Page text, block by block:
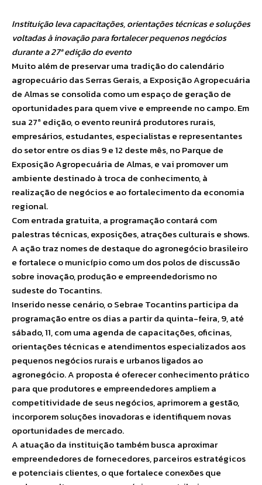
Instituição leva capacitações, orientações técnicas e soluções
voltadas à inovação para fortalecer pequenos negócios
durante a 27ª edição do evento
Muito além de preservar uma tradição do calendário
agropecuário das Serras Gerais, a Exposição Agropecuária
de Almas se consolida como um espaço de geração de
oportunidades para quem vive e empreende no campo. Em
sua 27ª edição, o evento reunirá produtores rurais,
empresários, estudantes, especialistas e representantes
do setor entre os dias 9 e 12 deste mês, no Parque de
Exposição Agropecuária de Almas, e vai promover um
ambiente destinado à troca de conhecimento, à
realização de negócios e ao fortalecimento da economia
regional.
Com entrada gratuita, a programação contará com
palestras técnicas, exposições, atrações culturais e shows.
A ação traz nomes de destaque do agronegócio brasileiro
e fortalece o município como um dos polos de discussão
sobre inovação, produção e empreendedorismo no
sudeste do Tocantins.
Inserido nesse cenário, o Sebrae Tocantins participa da
programação entre os dias a partir da quinta-feira, 9, até
sábado, 11, com uma agenda de capacitações, oficinas,
orientações técnicas e atendimentos especializados aos
pequenos negócios rurais e urbanos ligados ao
agronegócio. A proposta é oferecer conhecimento prático
para que produtores e empreendedores ampliem a
competitividade de seus negócios, aprimorem a gestão,
incorporem soluções inovadoras e identifiquem novas
oportunidades de mercado.
A atuação da instituição também busca aproximar
empreendedores de fornecedores, parceiros estratégicos
e potenciais clientes, o que fortalece conexões que